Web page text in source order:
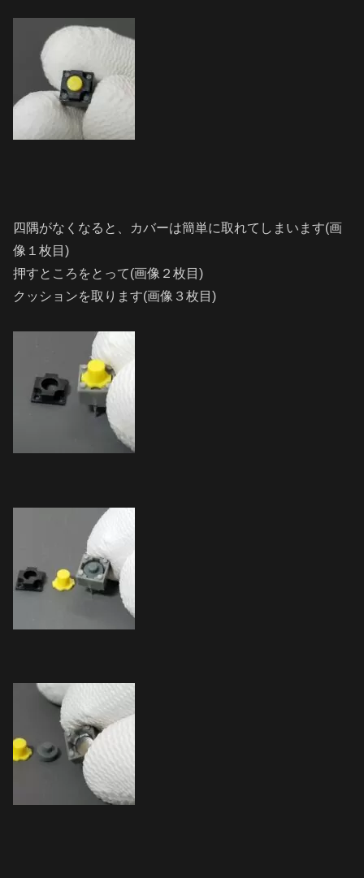
四隅がなくなると、カバーは簡単に取れてしまいます(画
像１枚目)
押すところをとって(画像２枚目)
クッションを取ります(画像３枚目)